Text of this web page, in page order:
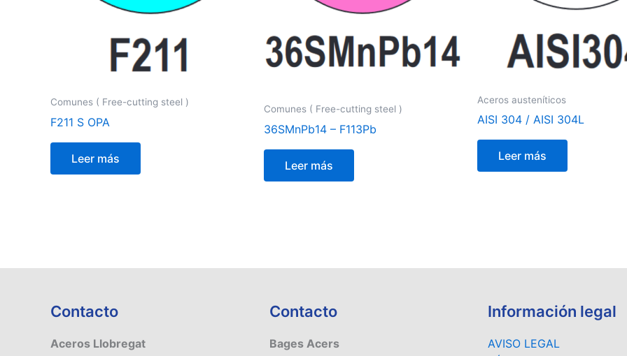
Comunes ( Free-cutting steel )
F211 S OPA
Leer más
Comunes ( Free-cutting steel )
36SMnPb14 – F113Pb
Leer más
Aceros austeníticos
AISI 304 / AISI 304L
Leer más
Contacto
Aceros Llobregat
Contacto
Bages Acers
Información legal
AVISO LEGAL